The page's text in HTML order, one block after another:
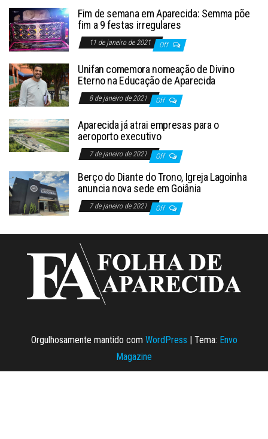
Fim de semana em Aparecida: Semma põe
fim a 9 festas irregulares
11 de janeiro de 2021 Off
Unifan comemora nomeação de Divino
Eterno na Educação de Aparecida
8 de janeiro de 2021 Off
Aparecida já atrai empresas para o
aeroporto executivo
7 de janeiro de 2021 Off
Berço do Diante do Trono, Igreja Lagoinha
anuncia nova sede em Goiânia
7 de janeiro de 2021 Off
Orgulhosamente mantido com WordPress | Tema: Envo
Magazine